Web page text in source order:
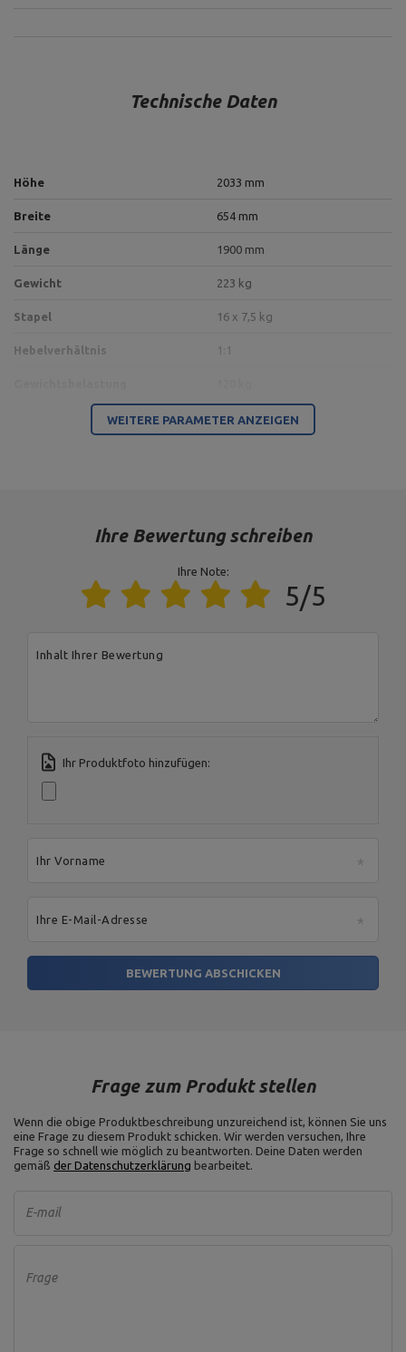
Technische Daten
Höhe 2033 mm
Breite 654 mm
Länge 1900 mm
Gewicht 223 kg
Stapel 16 x 7,5 kg
Hebelverhältnis 1:1
100 x 60 x 3 mm,
Rohr 60,3 x 3,2 mm,
schwarz
Für dieses Produkt verantwortliche Stelle in der EU
serwis@marbosport.eu
WEITERE PARAMETER ANZEIGEN
Ihre Bewertung schreiben
Ihre Note:
5/5
Inhalt Ihrer Bewertung
Ihr Produktfoto hinzufügen:
Ihr Vorname
Ihre E-Mail-Adresse
BEWERTUNG ABSCHICKEN
Frage zum Produkt stellen
Wenn die obige Produktbeschreibung unzureichend ist, können Sie uns
eine Frage zu diesem Produkt schicken. Wir werden versuchen, Ihre
Frage so schnell wie möglich zu beantworten. Deine Daten werden
gemäß der Datenschutzerklärung bearbeitet.
E-mail
Frage